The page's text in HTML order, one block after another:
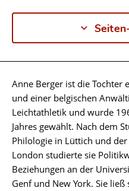
Biographie
Anne Berger ist die Tochter
und einer belgischen
Leichtathletik und wurde
Jahres gewählt. Nach dem
Philologie in Lüttich und
London studierte sie
Beziehungen an der
Genf und New York. Sie